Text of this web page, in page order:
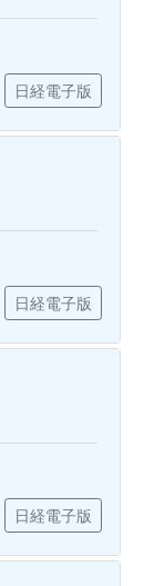
日経電子版
日経電子版
日経電子版